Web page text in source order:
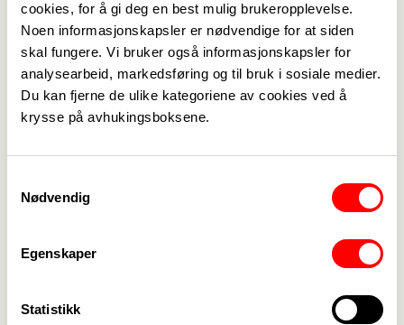
cookies, for å gi deg en best mulig brukeropplevelse.
Noen informasjonskapsler er nødvendige for at siden
skal fungere. Vi bruker også informasjonskapsler for
analysearbeid, markedsføring og til bruk i sosiale medier.
Du kan fjerne de ulike kategoriene av cookies ved å
krysse på avhukingsboksene.
Nødvendig
Egenskaper
Statistikk
prislapp på tjenesten. De ulike private aktørene
som er valgt får deretter utbetalt den fastsatte
satsen av kommunen.
Kommunene krever egenandel på «ikke
lovpålagte» tjenester, noe enkelte reagerer kraftig
tilbyr tilleggstjenester som brukerne selv må
betale for. Med dette som bakteppe må man
undres over denne iver noen ser ut til å ha for
Velferdssamfunnet utvikler seg gjennom god
trenger hjelp får nok og riktig hjelp og at